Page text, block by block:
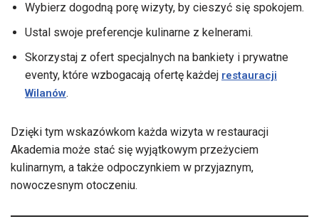
Wybierz dogodną porę wizyty, by cieszyć się spokojem.
Ustal swoje preferencje kulinarne z kelnerami.
Skorzystaj z ofert specjalnych na bankiety i prywatne
eventy, które wzbogacają ofertę każdej restauracji
Wilanów.
Dzięki tym wskazówkom każda wizyta w restauracji
Akademia może stać się wyjątkowym przeżyciem
kulinarnym, a także odpoczynkiem w przyjaznym,
nowoczesnym otoczeniu.